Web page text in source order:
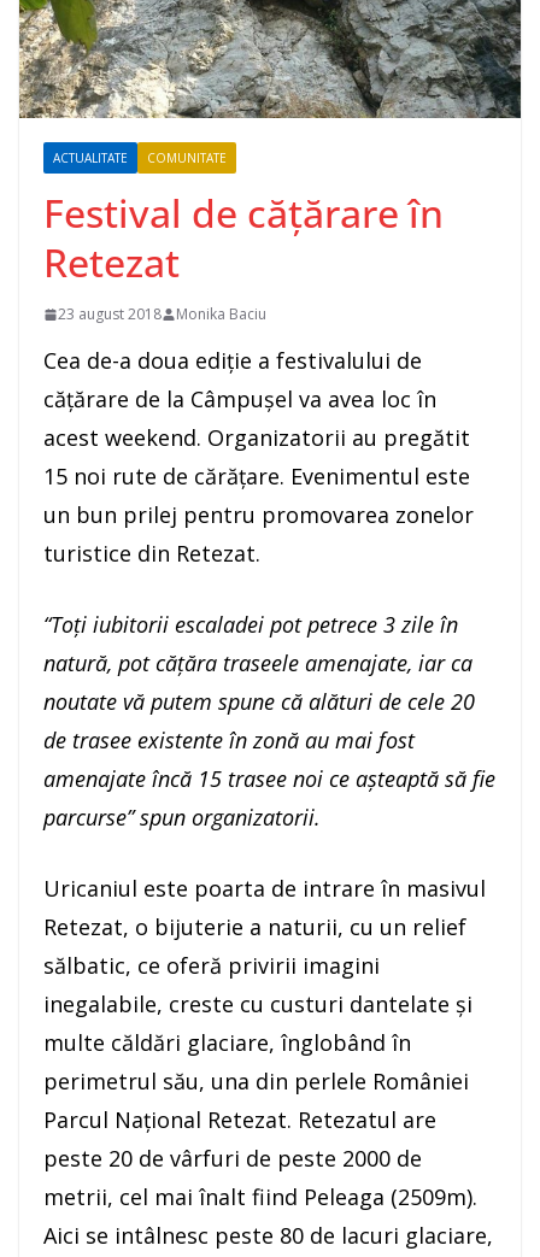
ACTUALITATE COMUNITATE
Festival de cățărare în
Retezat
23 august 2018 Monika Baciu
Cea de-a doua ediție a festivalului de
cățărare de la Câmpușel va avea loc în
acest weekend. Organizatorii au pregătit
15 noi rute de cărățare. Evenimentul este
un bun prilej pentru promovarea zonelor
turistice din Retezat.
“Toți iubitorii escaladei pot petrece 3 zile în
natură, pot cățăra traseele amenajate, iar ca
noutate vă putem spune că alături de cele 20
de trasee existente în zonă au mai fost
amenajate încă 15 trasee noi ce așteaptă să fie
parcurse” spun organizatorii.
Uricaniul este poarta de intrare în masivul
Retezat, o bijuterie a naturii, cu un relief
sălbatic, ce oferă privirii imagini
inegalabile, creste cu custuri dantelate şi
multe căldări glaciare, înglobând în
perimetrul său, una din perlele României
Parcul Naţional Retezat. Retezatul are
peste 20 de vârfuri de peste 2000 de
metrii, cel mai înalt fiind Peleaga (2509m).
Aici se intâlnesc peste 80 de lacuri glaciare,